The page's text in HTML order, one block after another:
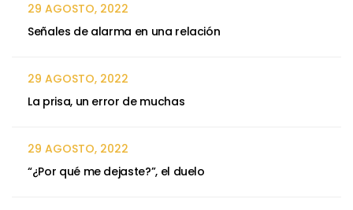
29 AGOSTO, 2022
Señales de alarma en una relación
29 AGOSTO, 2022
La prisa, un error de muchas
29 AGOSTO, 2022
“¿Por qué me dejaste?”, el duelo